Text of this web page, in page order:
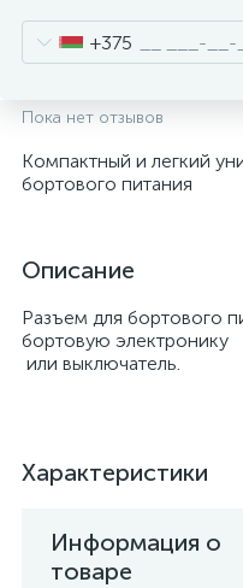
+375
Пока нет отзывов
Компактный и легкий
бортового питания
Описание
Разъем для бортового
бортовую электронику
или выключатель.
Характеристики
Информация о
товаре